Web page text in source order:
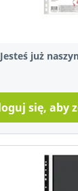
Jesteś już
się, aby